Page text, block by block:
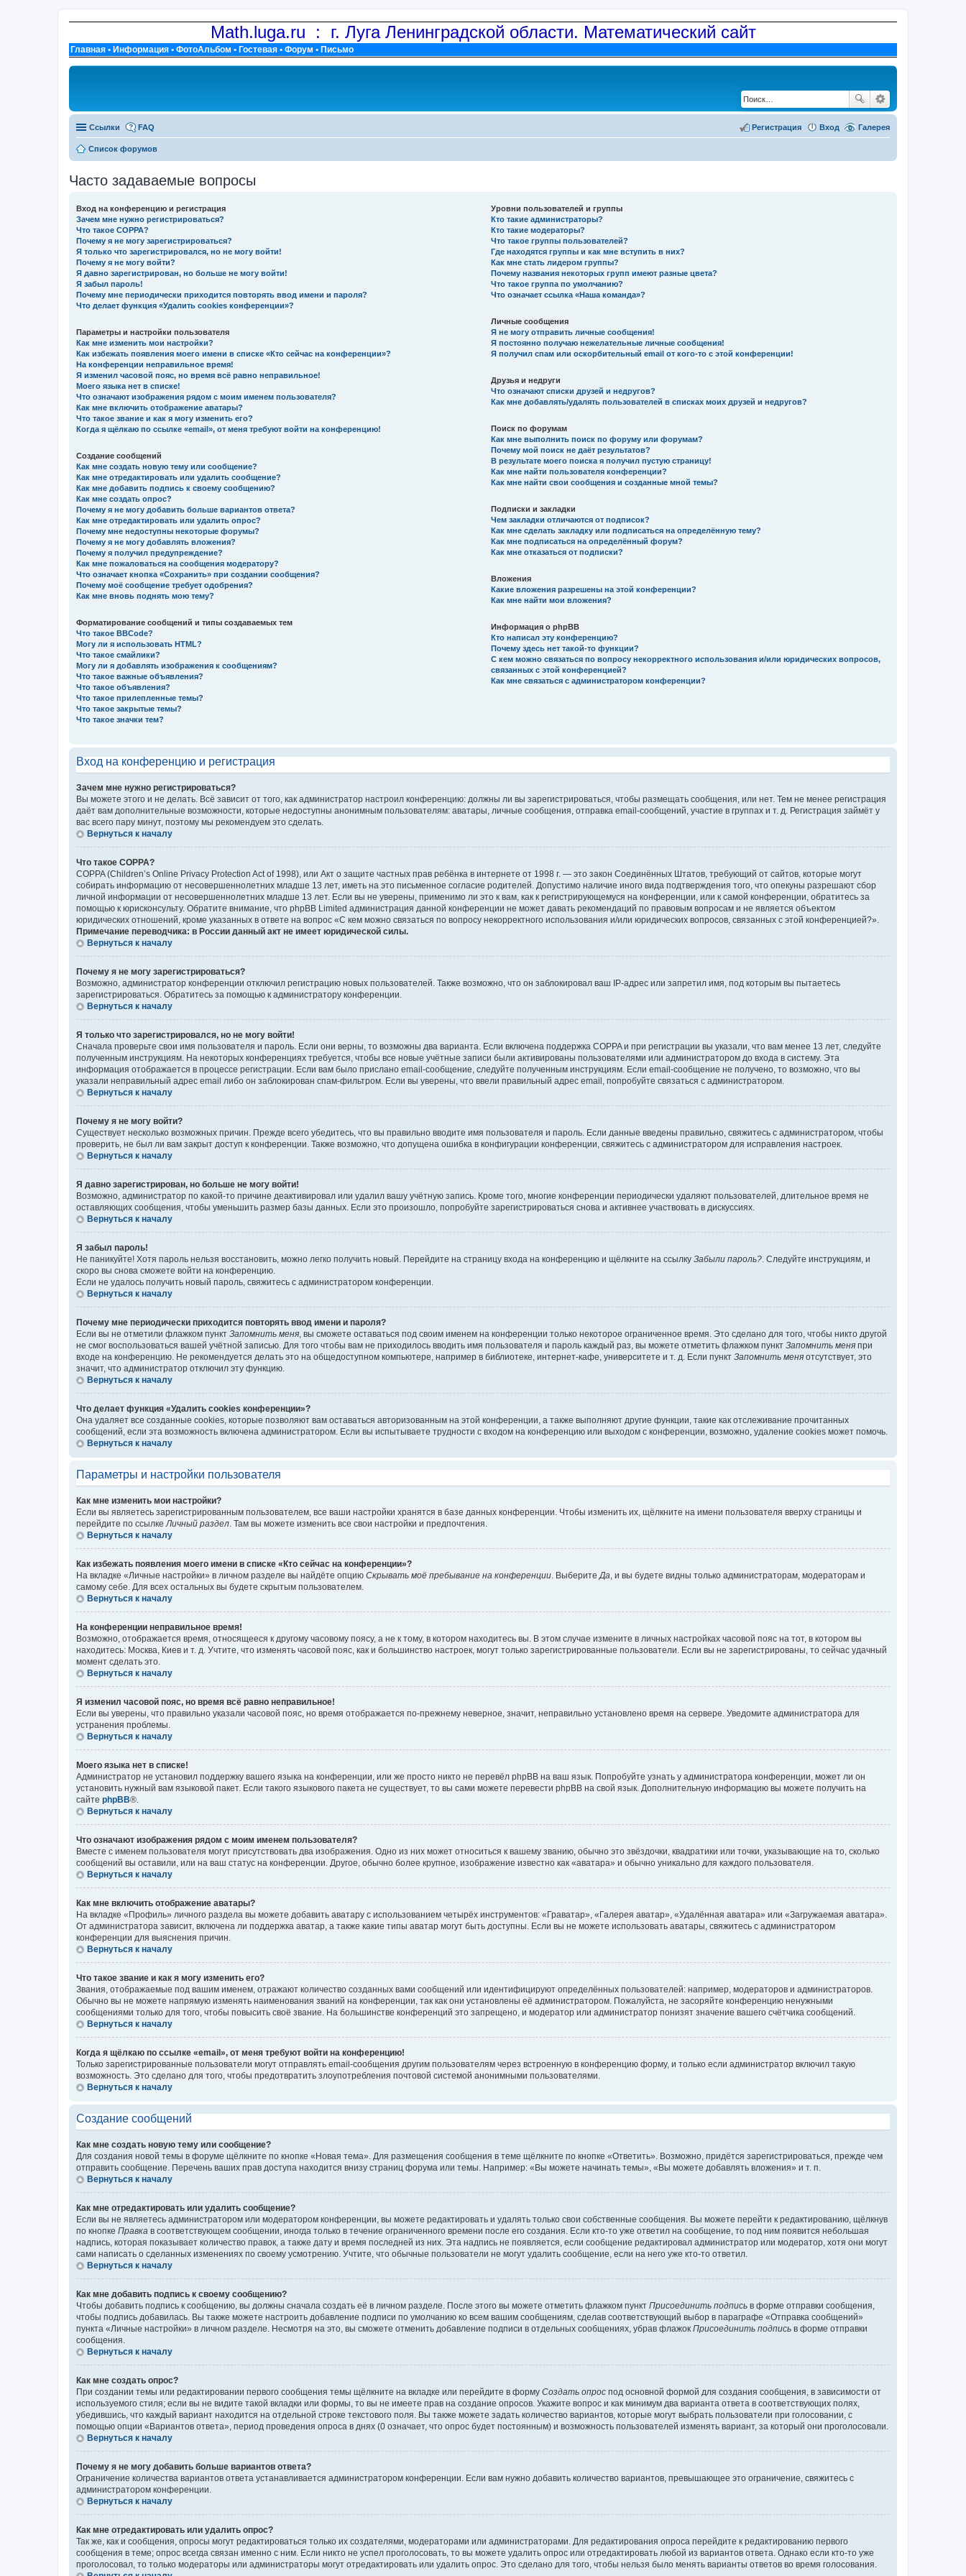
Math.luga.ru : г. Луга Ленинградской области. Математический сайт
Главная • Информация • ФотоАльбом • Гостевая • Форум • Письмо
Ссылки Галерея
FAQ Вход
Регистрация
Список форумов
Часто задаваемые вопросы
Вход на конференцию и регистрация
Зачем мне нужно регистрироваться?
Что такое COPPA?
Почему я не могу зарегистрироваться?
Я только что зарегистрировался, но не могу войти!
Почему я не могу войти?
Я давно зарегистрирован, но больше не могу войти!
Я забыл пароль!
Почему мне периодически приходится повторять ввод имени и пароля?
Что делает функция «Удалить cookies конференции»?
Параметры и настройки пользователя
Как мне изменить мои настройки?
Как избежать появления моего имени в списке «Кто сейчас на конференции»?
На конференции неправильное время!
Я изменил часовой пояс, но время всё равно неправильное!
Моего языка нет в списке!
Что означают изображения рядом с моим именем пользователя?
Как мне включить отображение аватары?
Что такое звание и как я могу изменить его?
Когда я щёлкаю по ссылке «email», от меня требуют войти на конференцию!
Создание сообщений
Как мне создать новую тему или сообщение?
Как мне отредактировать или удалить сообщение?
Как мне добавить подпись к своему сообщению?
Как мне создать опрос?
Почему я не могу добавить больше вариантов ответа?
Как мне отредактировать или удалить опрос?
Почему мне недоступны некоторые форумы?
Почему я не могу добавлять вложения?
Почему я получил предупреждение?
Как мне пожаловаться на сообщения модератору?
Что означает кнопка «Сохранить» при создании сообщения?
Почему моё сообщение требует одобрения?
Как мне вновь поднять мою тему?
Форматирование сообщений и типы создаваемых тем
Что такое BBCode?
Могу ли я использовать HTML?
Что такое смайлики?
Могу ли я добавлять изображения к сообщениям?
Что такое важные объявления?
Что такое объявления?
Что такое прилепленные темы?
Что такое закрытые темы?
Что такое значки тем?
Уровни пользователей и группы
Кто такие администраторы?
Кто такие модераторы?
Что такое группы пользователей?
Где находятся группы и как мне вступить в них?
Как мне стать лидером группы?
Почему названия некоторых групп имеют разные цвета?
Что такое группа по умолчанию?
Что означает ссылка «Наша команда»?
Личные сообщения
Я не могу отправить личные сообщения!
Я постоянно получаю нежелательные личные сообщения!
Я получил спам или оскорбительный email от кого-то с этой конференции!
Друзья и недруги
Что означают списки друзей и недругов?
Как мне добавлять/удалять пользователей в списках моих друзей и недругов?
Поиск по форумам
Как мне выполнить поиск по форуму или форумам?
Почему мой поиск не даёт результатов?
В результате моего поиска я получил пустую страницу!
Как мне найти пользователя конференции?
Как мне найти свои сообщения и созданные мной темы?
Подписки и закладки
Чем закладки отличаются от подписок?
Как мне сделать закладку или подписаться на определённую тему?
Как мне подписаться на определённый форум?
Как мне отказаться от подписки?
Вложения
Какие вложения разрешены на этой конференции?
Как мне найти мои вложения?
Информация о phpBB
Кто написал эту конференцию?
Почему здесь нет такой-то функции?
С кем можно связаться по вопросу некорректного использования и/или юридических вопросов,
связанных с этой конференцией?
Как мне связаться с администратором конференции?
Вход на конференцию и регистрация
Зачем мне нужно регистрироваться?
Вы можете этого и не делать. Всё зависит от того, как администратор настроил конференцию: должны ли вы зарегистрироваться, чтобы размещать сообщения, или нет. Тем не менее регистрация
даёт вам дополнительные возможности, которые недоступны анонимным пользователям: аватары, личные сообщения, отправка email-сообщений, участие в группах и т. д. Регистрация займёт у
вас всего пару минут, поэтому мы рекомендуем это сделать.
Вернуться к началу
Что такое COPPA?
COPPA (Children’s Online Privacy Protection Act of 1998), или Акт о защите частных прав ребёнка в интернете от 1998 г. — это закон Соединённых Штатов, требующий от сайтов, которые могут
собирать информацию от несовершеннолетних младше 13 лет, иметь на это письменное согласие родителей. Допустимо наличие иного вида подтверждения того, что опекуны разрешают сбор
личной информации от несовершеннолетних младше 13 лет. Если вы не уверены, применимо ли это к вам, как к регистрирующемуся на конференции, или к самой конференции, обратитесь за
помощью к юрисконсульту. Обратите внимание, что phpBB Limited администрация данной конференции не может давать рекомендаций по правовым вопросам и не является объектом
юридических отношений, кроме указанных в ответе на вопрос «С кем можно связаться по вопросу некорректного использования и/или юридических вопросов, связанных с этой конференцией?».
Примечание переводчика: в России данный акт не имеет юридической силы.
Вернуться к началу
Почему я не могу зарегистрироваться?
Возможно, администратор конференции отключил регистрацию новых пользователей. Также возможно, что он заблокировал ваш IP-адрес или запретил имя, под которым вы пытаетесь
зарегистрироваться. Обратитесь за помощью к администратору конференции.
Вернуться к началу
Я только что зарегистрировался, но не могу войти!
Сначала проверьте свои имя пользователя и пароль. Если они верны, то возможны два варианта. Если включена поддержка COPPA и при регистрации вы указали, что вам менее 13 лет, следуйте
полученным инструкциям. На некоторых конференциях требуется, чтобы все новые учётные записи были активированы пользователями или администратором до входа в систему. Эта
информация отображается в процессе регистрации. Если вам было прислано email-сообщение, следуйте полученным инструкциям. Если email-сообщение не получено, то возможно, что вы
указали неправильный адрес email либо он заблокирован спам-фильтром. Если вы уверены, что ввели правильный адрес email, попробуйте связаться с администратором.
Вернуться к началу
Почему я не могу войти?
Существует несколько возможных причин. Прежде всего убедитесь, что вы правильно вводите имя пользователя и пароль. Если данные введены правильно, свяжитесь с администратором, чтобы
проверить, не был ли вам закрыт доступ к конференции. Также возможно, что допущена ошибка в конфигурации конференции, свяжитесь с администратором для исправления настроек.
Вернуться к началу
Я давно зарегистрирован, но больше не могу войти!
Возможно, администратор по какой-то причине деактивировал или удалил вашу учётную запись. Кроме того, многие конференции периодически удаляют пользователей, длительное время не
оставляющих сообщения, чтобы уменьшить размер базы данных. Если это произошло, попробуйте зарегистрироваться снова и активнее участвовать в дискуссиях.
Вернуться к началу
Я забыл пароль!
Не паникуйте! Хотя пароль нельзя восстановить, можно легко получить новый. Перейдите на страницу входа на конференцию и щёлкните на ссылку Забыли пароль?. Следуйте инструкциям, и
скоро вы снова сможете войти на конференцию.
Если не удалось получить новый пароль, свяжитесь с администратором конференции.
Вернуться к началу
Почему мне периодически приходится повторять ввод имени и пароля?
Если вы не отметили флажком пункт Запомнить меня, вы сможете оставаться под своим именем на конференции только некоторое ограниченное время. Это сделано для того, чтобы никто другой
не смог воспользоваться вашей учётной записью. Для того чтобы вам не приходилось вводить имя пользователя и пароль каждый раз, вы можете отметить флажком пункт Запомнить меня при
входе на конференцию. Не рекомендуется делать это на общедоступном компьютере, например в библиотеке, интернет-кафе, университете и т. д. Если пункт Запомнить меня отсутствует, это
значит, что администратор отключил эту функцию.
Вернуться к началу
Что делает функция «Удалить cookies конференции»?
Она удаляет все созданные cookies, которые позволяют вам оставаться авторизованным на этой конференции, а также выполняют другие функции, такие как отслеживание прочитанных
сообщений, если эта возможность включена администратором. Если вы испытываете трудности с входом на конференцию или выходом с конференции, возможно, удаление cookies может помочь.
Вернуться к началу
Параметры и настройки пользователя
Как мне изменить мои настройки?
Если вы являетесь зарегистрированным пользователем, все ваши настройки хранятся в базе данных конференции. Чтобы изменить их, щёлкните на имени пользователя вверху страницы и
перейдите по ссылкеЛичный раздел. Там вы можете изменить все свои настройки и предпочтения.
Вернуться к началу
Как избежать появления моего имени в списке «Кто сейчас на конференции»?
На вкладке «Личные настройки» в личном разделе вы найдёте опцию Скрывать моё пребывание на конференции. ВыберитеДа, и вы будете видны только администраторам, модераторам и
самому себе. Для всех остальных вы будете скрытым пользователем.
Вернуться к началу
На конференции неправильное время!
Возможно, отображается время, относящееся к другому часовому поясу, а не к тому, в котором находитесь вы. В этом случае измените в личных настройках часовой пояс на тот, в котором вы
находитесь: Москва, Киев и т. д. Учтите, что изменять часовой пояс, как и большинство настроек, могут только зарегистрированные пользователи. Если вы не зарегистрированы, то сейчас удачный
момент сделать это.
Вернуться к началу
Я изменил часовой пояс, но время всё равно неправильное!
Если вы уверены, что правильно указали часовой пояс, но время отображается по-прежнему неверное, значит, неправильно установлено время на сервере. Уведомите администратора для
устранения проблемы.
Вернуться к началу
Моего языка нет в списке!
Администратор не установил поддержку вашего языка на конференции, или же просто никто не перевёл phpBB на ваш язык. Попробуйте узнать у администратора конференции, может ли он
установить нужный вам языковой пакет. Если такого языкового пакета не существует, то вы сами можете перевести phpBB на свой язык. Дополнительную информацию вы можете получить на
сайте phpBB®.
Вернуться к началу
Что означают изображения рядом с моим именем пользователя?
Вместе с именем пользователя могут присутствовать два изображения. Одно из них может относиться к вашему званию, обычно это звёздочки, квадратики или точки, указывающие на то, сколько
сообщений вы оставили, или на ваш статус на конференции. Другое, обычно более крупное, изображение известно как «аватара» и обычно уникально для каждого пользователя.
Вернуться к началу
Как мне включить отображение аватары?
На вкладке «Профиль» личного раздела вы можете добавить аватару с использованием четырёх инструментов: «Граватар», «Галерея аватар», «Удалённая аватара» или «Загружаемая аватара».
От администратора зависит, включена ли поддержка аватар, а также какие типы аватар могут быть доступны. Если вы не можете использовать аватары, свяжитесь с администратором
конференции для выяснения причин.
Вернуться к началу
Что такое звание и как я могу изменить его?
Звания, отображаемые под вашим именем, отражают количество созданных вами сообщений или идентифицируют определённых пользователей: например, модераторов и администраторов.
Обычно вы не можете напрямую изменять наименования званий на конференции, так как они установлены её администратором. Пожалуйста, не засоряйте конференцию ненужными
сообщениями только для того, чтобы повысить своё звание. На большинстве конференций это запрещено, и модератор или администратор понизят значение вашего счётчика сообщений.
Вернуться к началу
Когда я щёлкаю по ссылке «email», от меня требуют войти на конференцию!
Только зарегистрированные пользователи могут отправлять email-сообщения другим пользователям через встроенную в конференцию форму, и только если администратор включил такую
возможность. Это сделано для того, чтобы предотвратить злоупотребления почтовой системой анонимными пользователями.
Вернуться к началу
Создание сообщений
Как мне создать новую тему или сообщение?
Для создания новой темы в форуме щёлкните по кнопке «Новая тема». Для размещения сообщения в теме щёлкните по кнопке «Ответить». Возможно, придётся зарегистрироваться, прежде чем
отправить сообщение. Перечень ваших прав доступа находится внизу страниц форума или темы. Например: «Вы можете начинать темы», «Вы можете добавлять вложения» и т. п.
Вернуться к началу
Как мне отредактировать или удалить сообщение?
Если вы не являетесь администратором или модератором конференции, вы можете редактировать и удалять только свои собственные сообщения. Вы можете перейти к редактированию, щёлкнув
по кнопке Правка в соответствующем сообщении, иногда только в течение ограниченного времени после его создания. Если кто-то уже ответил на сообщение, то под ним появится небольшая
надпись, которая показывает количество правок, а также дату и время последней из них. Эта надпись не появляется, если сообщение редактировал администратор или модератор, хотя они могут
сами написать о сделанных изменениях по своему усмотрению. Учтите, что обычные пользователи не могут удалить сообщение, если на него уже кто-то ответил.
Вернуться к началу
Как мне добавить подпись к своему сообщению?
Чтобы добавить подпись к сообщению, вы должны сначала создать её в личном разделе. После этого вы можете отметить флажком пункт Присоединить подпись в форме отправки сообщения,
чтобы подпись добавилась. Вы также можете настроить добавление подписи по умолчанию ко всем вашим сообщениям, сделав соответствующий выбор в параграфе «Отправка сообщений»
пункта «Личные настройки» в личном разделе. Несмотря на это, вы сможете отменить добавление подписи в отдельных сообщениях, убрав флажок Присоединить подпись в форме отправки
сообщения.
Вернуться к началу
Как мне создать опрос?
При создании темы или редактировании первого сообщения темы щёлкните на вкладке или перейдите в форму Создать опрос под основной формой для создания сообщения, в зависимости от
используемого стиля; если вы не видите такой вкладки или формы, то вы не имеете прав на создание опросов. Укажите вопрос и как минимум два варианта ответа в соответствующих полях,
убедившись, что каждый вариант находится на отдельной строке текстового поля. Вы также можете задать количество вариантов, которые могут выбрать пользователи при голосовании, с
помощью опции «Вариантов ответа», период проведения опроса в днях (0 означает, что опрос будет постоянным) и возможность пользователей изменять вариант, за который они проголосовали.
Вернуться к началу
Почему я не могу добавить больше вариантов ответа?
Ограничение количества вариантов ответа устанавливается администратором конференции. Если вам нужно добавить количество вариантов, превышающее это ограничение, свяжитесь с
администратором конференции.
Вернуться к началу
Как мне отредактировать или удалить опрос?
Так же, как и сообщения, опросы могут редактироваться только их создателями, модераторами или администраторами. Для редактирования опроса перейдите к редактированию первого
сообщения в теме; опрос всегда связан именно с ним. Если никто не успел проголосовать, то вы можете удалить опрос или отредактировать любой из вариантов ответа. Однако если кто-то уже
проголосовал, то только модераторы или администраторы могут отредактировать или удалить опрос. Это сделано для того, чтобы нельзя было менять варианты ответов во время голосования.